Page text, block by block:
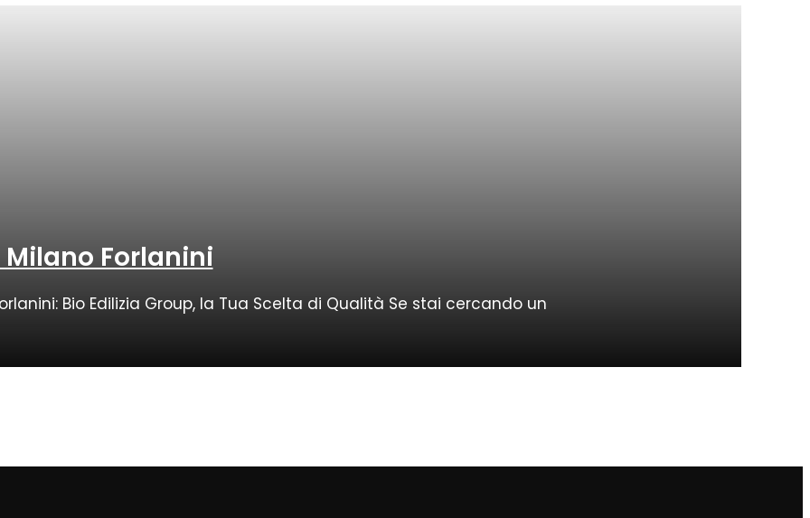
Forlanini
Bio Edilizia Group, la Tua Scelta di Qualità Se stai cercando un